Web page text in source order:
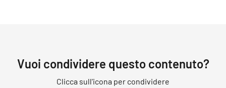
Vuoi condividere questo contenuto?
Clicca sull'icona per condividere